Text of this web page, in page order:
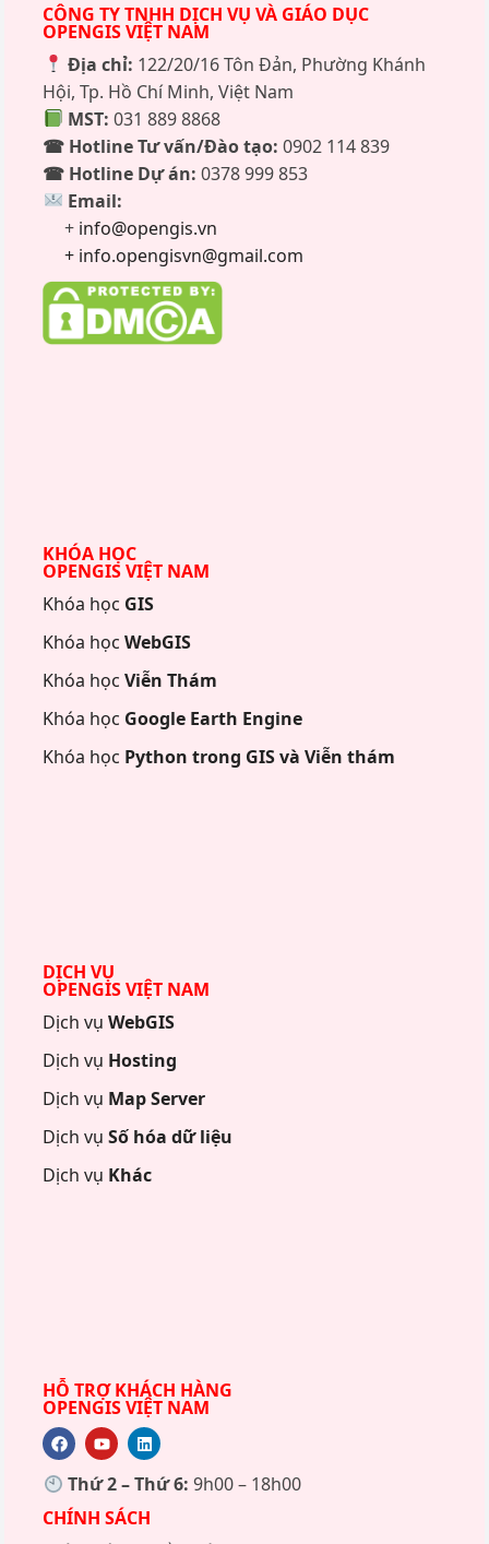
CÔNG TY TNHH DỊCH VỤ VÀ GIÁO DỤC
OPENGIS VIỆT NAM
Địa chỉ: 122/20/16 Tôn Đản, Phường Khánh
Hội, Tp. Hồ Chí Minh, Việt Nam
MST: 031 889 8868
☎ Hotline Tư vấn/Đào tạo: 0902 114 839
☎ Hotline Dự án: 0378 999 853
Email:
+ info@opengis.vn
+ info.opengisvn@gmail.com
KHÓA HỌC
OPENGIS VIỆT NAM
Khóa học GIS
Khóa họcWebGIS
Khóa họcViễn Thám
Khóa học Google Earth Engine
Khóa học Python trong GIS và Viễn thám
DỊCH VỤ
OPENGIS VIỆT NAM
Dịch vụWebGIS
Dịch vụ Hosting
Dịch vụ Map Server
Dịch vụSố hóa dữ liệu
Dịch vụ Khác
HỖ TRỢ KHÁCH HÀNG
OPENGIS VIỆT NAM
Thứ 2 – Thứ 6: 9h00 – 18h00
CHÍNH SÁCH